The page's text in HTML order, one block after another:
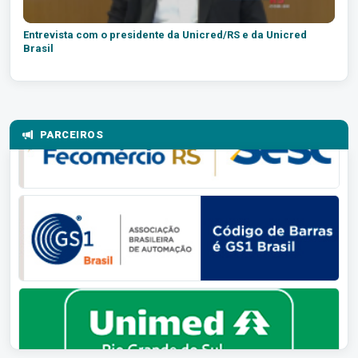
Entrevista com o presidente da Unicred/RS e da Unicred
Brasil
PARCEIROS